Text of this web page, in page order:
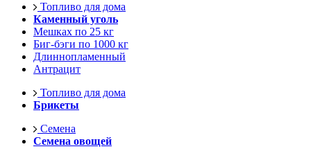
Топливо для дома
Каменный уголь
Мешках по 25 кг
Биг-бэги по 1000 кг
Длиннопламенный
Антрацит
Топливо для дома
Брикеты
Семена
Семена овощей